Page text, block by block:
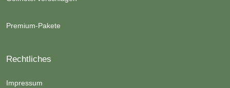
Premium-Pakete
Rechtliches
Impressum